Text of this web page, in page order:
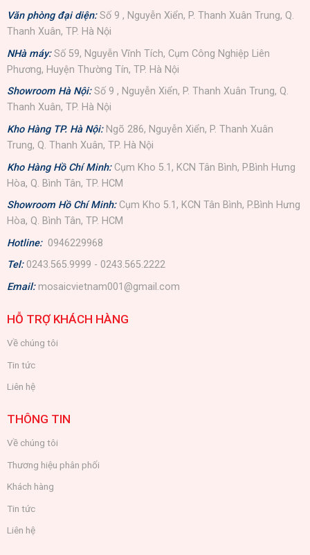
Văn phòng đại diện:Số 9 , Nguyễn Xiển, P. Thanh Xuân Trung, Q.
Thanh Xuân, TP. Hà Nội
NHà máy: Số 59, Nguyễn Vĩnh Tích, Cụm Công Nghiệp Liên
Phương, Huyện Thường Tín, TP. Hà Nội
Showroom Hà Nội: Số 9 , Nguyễn Xiển, P. Thanh Xuân Trung, Q.
Thanh Xuân, TP. Hà Nội
Kho Hàng TP. Hà Nội: Ngõ 286, Nguyễn Xiển, P. Thanh Xuân
Trung, Q. Thanh Xuân, TP. Hà Nội
Kho Hàng Hồ Chí Minh: Cụm Kho 5.1, KCN Tân Bình, P.Bình Hưng
Hòa, Q. Bình Tân, TP. HCM
Showroom Hồ Chí Minh: Cụm Kho 5.1, KCN Tân Bình, P.Bình Hưng
Hòa, Q. Bình Tân, TP. HCM
Hotline: 0946229968
Tel: 0243.565.9999 - 0243.565.2222
Email: mosaicvietnam001@gmail.com
HỖ TRỢ KHÁCH HÀNG
Về chúng tôi
Tin tức
Liên hệ
THÔNG TIN
Về chúng tôi
Thương hiệu phân phối
Khách hàng
Tin tức
Liên hệ